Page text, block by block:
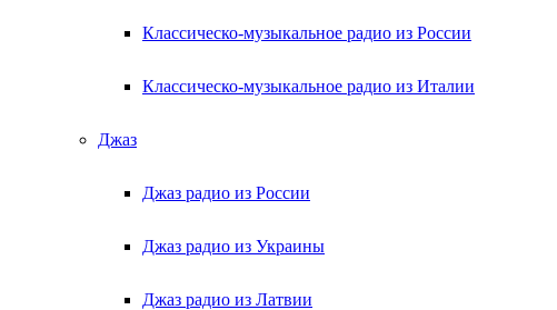
Классическо-музыкальное радио из России
Классическо-музыкальное радио из Италии
Джаз
Джаз радио из России
Джаз радио из Украины
Джаз радио из Латвии